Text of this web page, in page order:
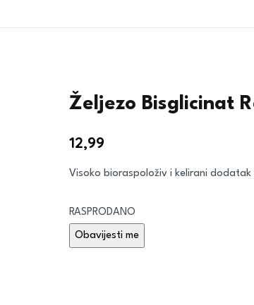
Željezo Bisglicinat
12,99
Visoko bioraspoloživ i kelirani dodatak
RASPRODANO